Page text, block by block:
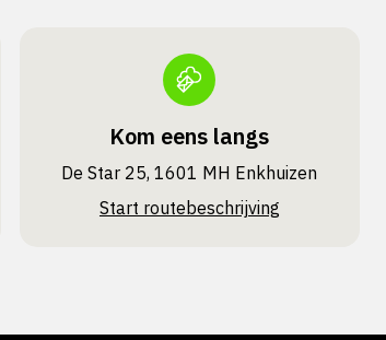
Kom eens langs
De Star 25, 1601 MH Enkhuizen
Start routebeschrijving